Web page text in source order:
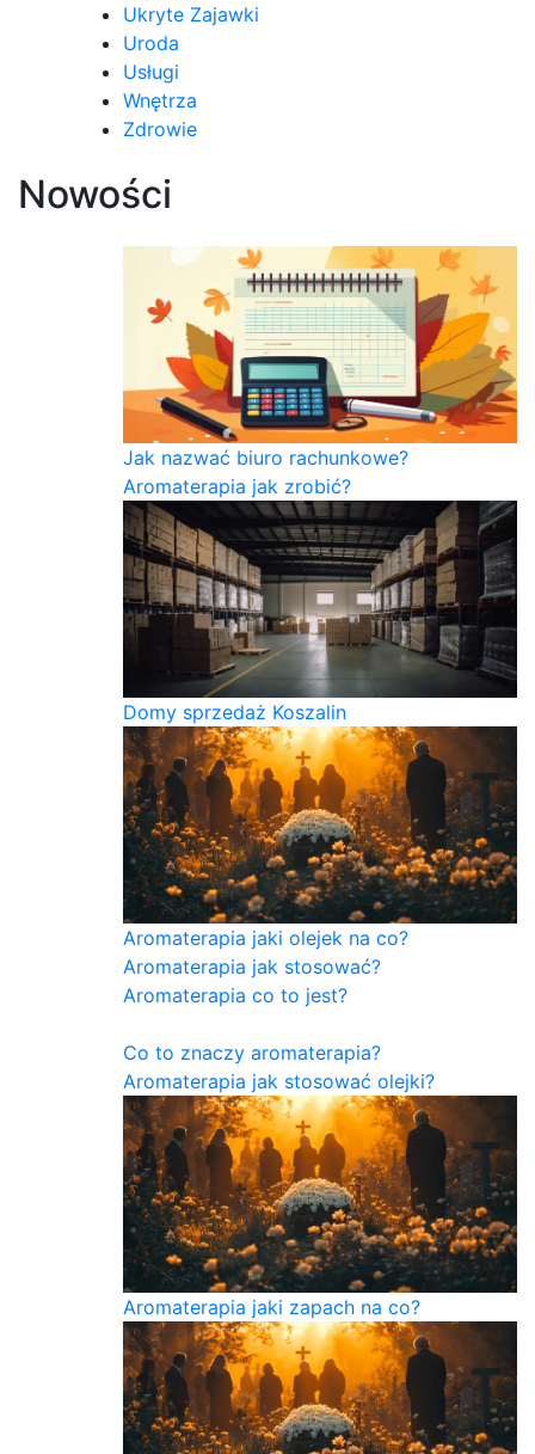
Ukryte Zajawki
Uroda
Usługi
Wnętrza
Zdrowie
Nowości
Jak nazwać biuro rachunkowe?
Aromaterapia jak zrobić?
Domy sprzedaż Koszalin
Aromaterapia jaki olejek na co?
Aromaterapia jak stosować?
Aromaterapia co to jest?
Co to znaczy aromaterapia?
Aromaterapia jak stosować olejki?
Aromaterapia jaki zapach na co?